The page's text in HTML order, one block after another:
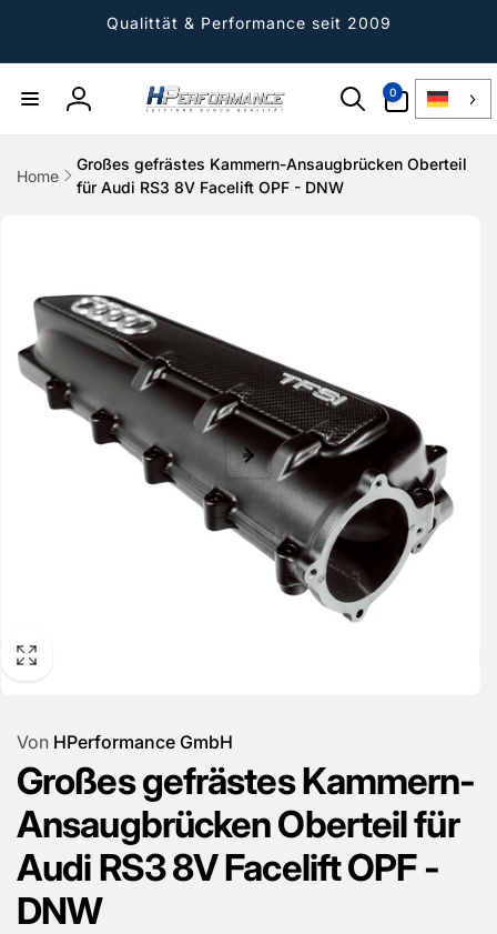
Qualittät & Performance seit 2009
Einloggen
0
Artikel
Home
Großes gefrästes Kammern-Ansaugbrücken Oberteil
für Audi RS3 8V Facelift OPF - DNW
Von HPerformance GmbH
Großes gefrästes Kammern-
Ansaugbrücken Oberteil für
Audi RS3 8V Facelift OPF -
DNW